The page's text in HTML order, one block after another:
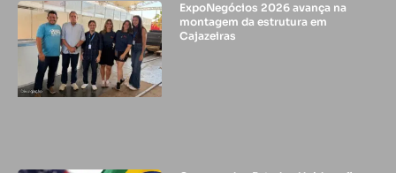
ExpoNegócios 2026 avança na
montagem da estrutura em
Cajazeiras